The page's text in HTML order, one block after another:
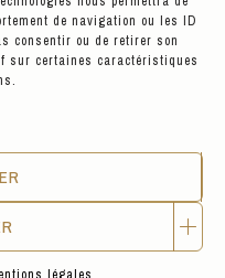
de navigation ou les ID
consentir ou de retirer son
sur certaines caractéristiques
Mardi au Vendredi, de 11h
2026